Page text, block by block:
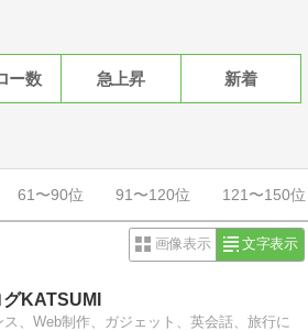
ー数 急上昇 新着
61〜90位 91〜120位 121〜150位
画像表示 文字表示
KATSUMI
ス、Web制作、ガジェット、英会話、旅行に